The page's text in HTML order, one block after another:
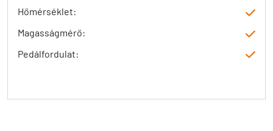
Hőmérséklet:
Magasságmérő:
Pedálfordulat: